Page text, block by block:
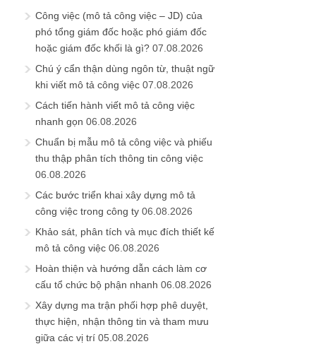
Công việc (mô tả công việc – JD) của
phó tổng giám đốc hoặc phó giám đốc
hoặc giám đốc khối là gì? 07.08.2026
Chú ý cẩn thận dùng ngôn từ, thuật ngữ
khi viết mô tả công việc 07.08.2026
Cách tiến hành viết mô tả công việc
nhanh gọn 06.08.2026
Chuẩn bị mẫu mô tả công việc và phiếu
thu thập phân tích thông tin công việc
06.08.2026
Các bước triển khai xây dựng mô tả
công việc trong công ty 06.08.2026
Khảo sát, phân tích và mục đích thiết kế
mô tả công việc 06.08.2026
Hoàn thiện và hướng dẫn cách làm cơ
cấu tổ chức bộ phận nhanh 06.08.2026
Xây dựng ma trận phối hợp phê duyệt,
thực hiện, nhận thông tin và tham mưu
giữa các vị trí 05.08.2026